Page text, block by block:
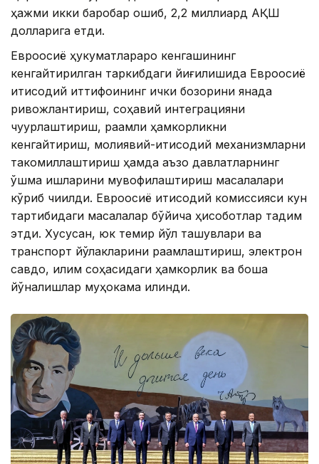
ҳажми икки баробар ошиб, 2,2 миллиард АҚШ
долларига етди.
Евроосиё ҳукуматлараро кенгашининг
кенгайтирилган таркибдаги йиғилишида Евроосиё
иқтисодий иттифоқининг ички бозорини янада
ривожлантириш, соҳавий интеграцияни
чуқурлаштириш, рақамли ҳамкорликни
кенгайтириш, молиявий-иқтисодий механизмларни
такомиллаштириш ҳамда аъзо давлатларнинг
қўшма ишларини мувофиқлаштириш масалалари
кўриб чиқилди. Евроосиё иқтисодий комиссияси кун
тартибидаги масалалар бўйича ҳисоботлар тақдим
этди. Хусусан, юк темир йўл ташувлари ва
транспорт йўлакларини рақамлаштириш, электрон
савдо, иқлим соҳасидаги ҳамкорлик ва бошқа
йўналишлар муҳокама қилинди.